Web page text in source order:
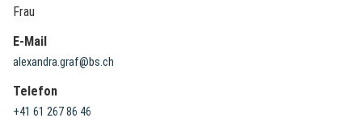
Frau
E-Mail
alexandra.graf@bs.ch
Telefon
+41 61 267 86 46